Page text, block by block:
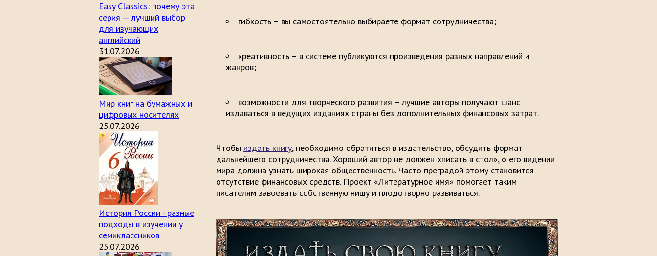
Easy Classics: почему эта
серия — лучший выбор
для изучающих
английский
31.07.2026
Мир книг на бумажных и
цифровых носителях
25.07.2026
История России - разные
подходы в изучении у
семиклассников
25.07.2026
гибкость – вы самостоятельно выбираете формат сотрудничества;
креативность – в системе публикуются произведения разных направлений и
жанров;
возможности для творческого развития – лучшие авторы получают шанс
издаваться в ведущих изданиях страны без дополнительных финансовых затрат.
Чтобы издать книгу, необходимо обратиться в издательство, обсудить формат
дальнейшего сотрудничества. Хороший автор не должен «писать в стол», о его видении
мира должна узнать широкая общественность. Часто преградой этому становится
отсутствие финансовых средств. Проект «Литературное имя» помогает таким
писателям завоевать собственную нишу и плодотворно развиваться.